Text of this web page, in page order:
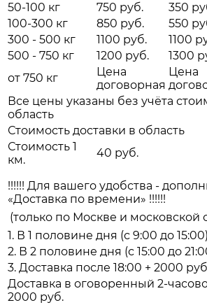
50-100 кг
750 руб. 350
100-300 кг
850 руб. 550
300 - 500 кг
1100 руб. 1100
500 - 750 кг
1200 руб. 1300
от 750 кг
Цена
договорная
Цена
Все цены указаны без учёта
область
Стоимость доставки в область
Стоимость 1
км.
40 руб.
!!!!!! Для вашего удобства -
«Доставка по времени» !!!!!!
(только по Москве и московской
1. В 1 половине дня (с 9:00 до
2. В 2 половине дня (с 15:00 до
3. Доставка после 18:00 + 2000
Доставка в оговоренный 2-
2000 руб.